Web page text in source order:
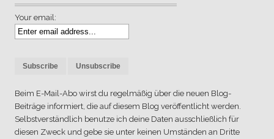
Your email:
Beim E-Mail-Abo wirst du regelmäßig über die neuen Blog-
Beiträge informiert, die auf diesem Blog veröffentlicht werden.
Selbstverständlich benutze ich deine Daten ausschließlich für
diesen Zweck und gebe sie unter keinen Umständen an Dritte